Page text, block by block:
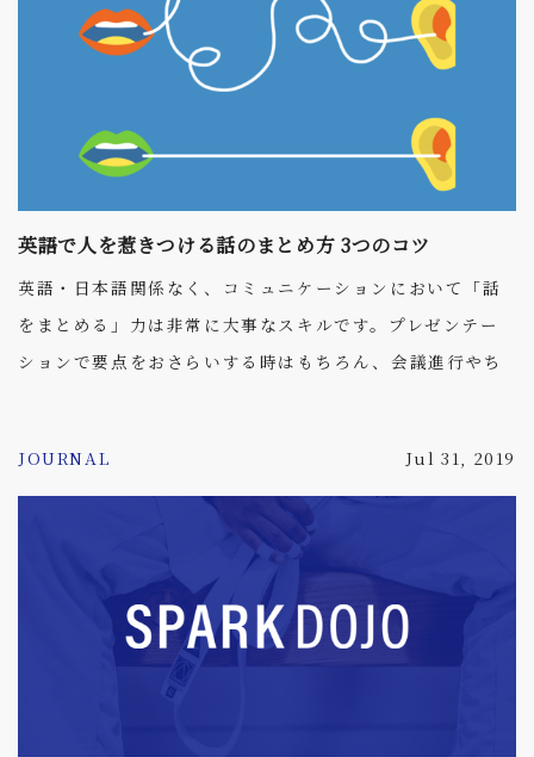
we will never know exactly what to say to people
to bring them over to our side, but there are
who you are talking to, and how to really make
your words resonate with them. You should be
say connects with each and every one of them.
Even a message for the masses has the ability to
be relevant to each listener. So what should you
consider when you are gauging an audience?
英語で人を惹きつける話のまとめ方 3つのコツ
英語・日本語関係なく、コミュニケーションにおいて「話
をまとめる」力は非常に大事なスキルです。プレゼンテー
ションで要点をおさらいする時はもちろん、会議進行やち
こしてくれるかなど、話が上手くまとまっているとコミュ
ニケーションに結果がついてきます。逆にまとまりが悪い
と、再度説明が必要であったりアクションのリマインダー
が必要になったりと、無駄なコミュニケーションが発生し
てしまいます。 ただでさえ情報過多と言われる現代社会、
無駄なコミュニケーションはなるべく避けたいものです。
海外メンバーやクライアントとやり取りする中でも当然同
JOURNAL Jul 31, 2019